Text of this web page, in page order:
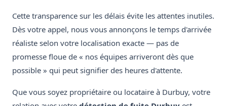
Cette transparence sur les délais évite les attentes inutiles.
Dès votre appel, nous vous annonçons le temps d'arrivée
réaliste selon votre localisation exacte — pas de
promesse floue de « nos équipes arriveront dès que
possible » qui peut signifier des heures d'attente.
Que vous soyez propriétaire ou locataire à Durbuy, votre